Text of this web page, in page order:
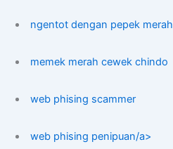
ngentot dengan pepek merah
memek merah cewek chindo
web phising scammer
web phising penipuan/a>